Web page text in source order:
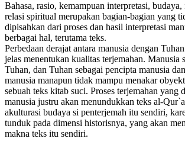
Bahasa, rasio, kemampuan interpretasi, budaya,
relasi spiritual merupakan bagian-bagian yang
dipisahkan dari proses dan hasil interpretasi
berbagai hal, terutama teks.
Perbedaan derajat antara manusia dengan
jelas menentukan kualitas terjemahan. Manusia
Tuhan, dan Tuhan sebagai pencipta manusia
manusia manapun tidak mampu menakar
sebuah teks kitab suci. Proses terjemahan yang
manusia justru akan menundukkan teks al-
akulturasi budaya si penterjemah itu sendiri,
tunduk pada dimensi historisnya, yang akan
makna teks itu sendiri.